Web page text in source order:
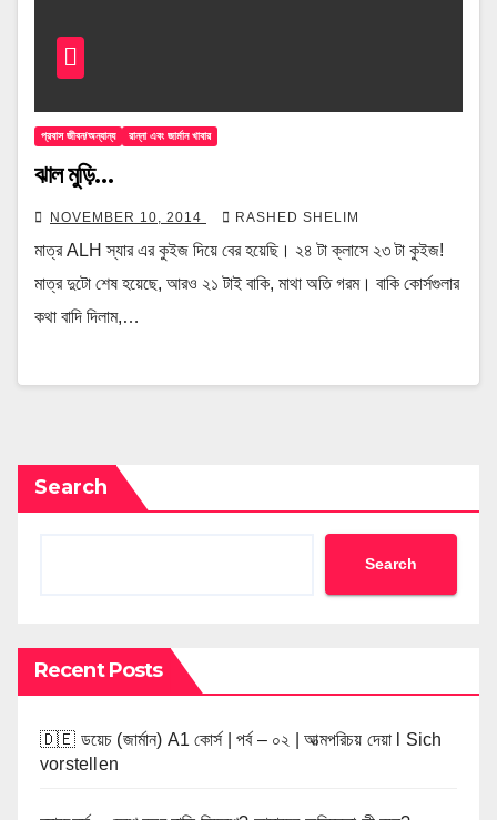
প্রবাস জীবন/অন্যান্য রান্না এবং জার্মান খাবার
ঝাল মুড়ি…
NOVEMBER 10, 2014 RASHED SHELIM
মাত্র ALH স্যার এর কুইজ দিয়ে বের হয়েছি। ২৪ টা ক্লাসে ২৩ টা কুইজ!
মাত্র দুটো শেষ হয়েছে, আরও ২১ টাই বাকি, মাথা অতি গরম। বাকি কোর্সগুলার
কথা বাদি দিলাম,…
Search
Search
Recent Posts
🇩🇪 ডয়েচ (জার্মান) A1 কোর্স | পর্ব – ০২ | আত্মপরিচয় দেয়া l Sich
vorstellen